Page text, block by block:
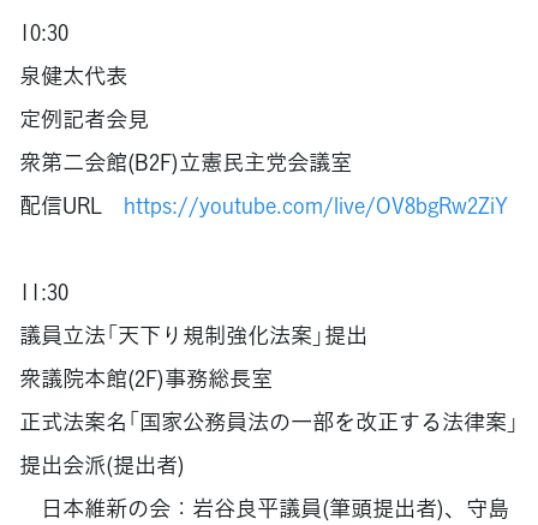
10:30
泉健太代表
定例記者会見
衆第二会館(B2F)立憲民主党会議室
配信URL https://youtube.com/live/OV8bgRw2ZiY
11:30
議員立法「天下り規制強化法案」提出
衆議院本館(2F)事務総長室
正式法案名「国家公務員法の一部を改正する法律案」
提出会派(提出者)
日本維新の会：岩谷良平議員(筆頭提出者)、守島